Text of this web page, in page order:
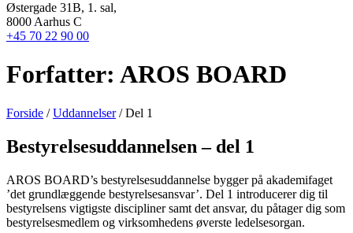
Østergade 31B, 1. sal,
8000 Aarhus C
+45 70 22 90 00
Forfatter: AROS BOARD
Forside /Uddannelser/ Del 1
Bestyrelsesuddannelsen – del 1
AROS BOARD’s bestyrelsesuddannelse bygger på akademifaget
’det grundlæggende bestyrelsesansvar’. Del 1 introducerer dig til
bestyrelsens vigtigste discipliner samt det ansvar, du påtager dig som
bestyrelsesmedlem og virksomhedens øverste ledelsesorgan.